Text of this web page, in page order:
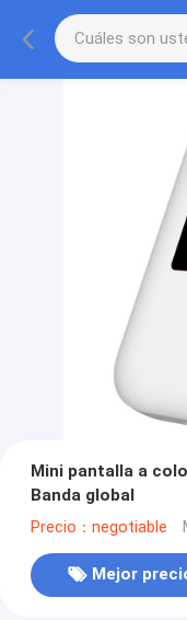
Mini pantalla a
Banda global
Precio：negotiable
Mejor